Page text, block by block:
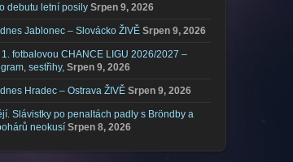
debutu letní posily Srpen 9, 2026
Jablonec – Slovácko ŽIVĚ Srpen 9, 2026
fotbalovou CHANCE LIGU 2026/2027 –
sestřihy, Srpen 9, 2026
Hradec – Ostrava ŽIVĚ Srpen 9, 2026
Slávistky po penaltách padly s Bröndby a
neokusí Srpen 8, 2026